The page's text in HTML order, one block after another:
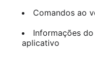
Comandos ao
Informações
aplicativo